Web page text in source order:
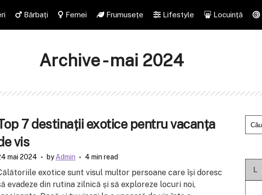
Bărbați Femei Frumusețe Lifestyle Locuință
Archive - mai 2024
7 destinații exotice pentru vacanța
vis
mai 2024 byAdmin 4 min read
exotice sunt visul multor persoane care își doresc
evadeze din rutina zilnică și să exploreze locuri noi,
L